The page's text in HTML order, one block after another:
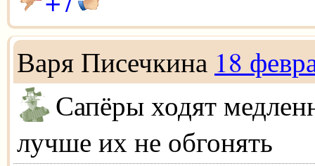
Варя Писечкина 18
Сапёры ходят
лучше их не обгонять